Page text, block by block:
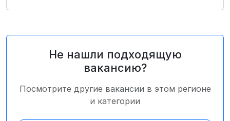
Не нашли подходящую
вакансию?
Посмотрите другие вакансии в этом регионе
и категории